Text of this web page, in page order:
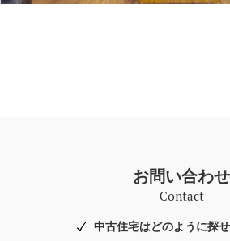
お問い合わせ
Contact
中古住宅はどのように探